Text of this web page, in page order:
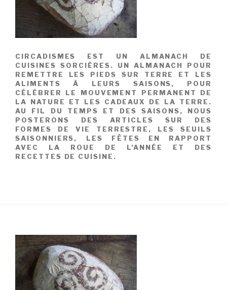
CIRCADISMES EST UN ALMANACH DE
CUISINES SORCIÈRES. UN ALMANACH POUR
REMETTRE LES PIEDS SUR TERRE ET LES
ALIMENTS À LEURS SAISONS, POUR
CÉLÉBRER LE MOUVEMENT PERMANENT DE
LA NATURE ET LES CADEAUX DE LA TERRE.
AU FIL DU TEMPS ET DES SAISONS, NOUS
POSTERONS DES ARTICLES SUR DES
FORMES DE VIE TERRESTRE, LES SEUILS
SAISONNIERS, LES FÊTES EN RAPPORT
AVEC LA ROUE DE L’ANNÉE ET DES
RECETTES DE CUISINE.